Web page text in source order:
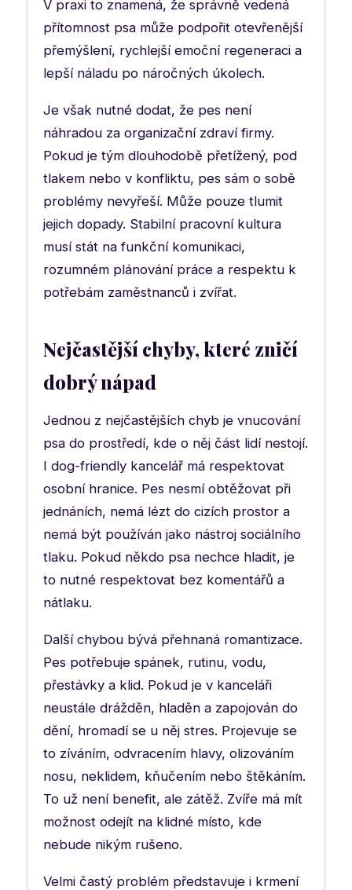
V praxi to znamená, že správně vedená
přítomnost psa může podpořit otevřenější
přemýšlení, rychlejší emoční regeneraci a
lepší náladu po náročných úkolech.
Je však nutné dodat, že pes není
náhradou za organizační zdraví firmy.
Pokud je tým dlouhodobě přetížený, pod
tlakem nebo v konfliktu, pes sám o sobě
problémy nevyřeší. Může pouze tlumit
jejich dopady. Stabilní pracovní kultura
musí stát na funkční komunikaci,
rozumném plánování práce a respektu k
potřebám zaměstnanců i zvířat.
Nejčastější chyby, které zničí
dobrý nápad
Jednou z nejčastějších chyb je vnucování
psa do prostředí, kde o něj část lidí nestojí.
I dog-friendly kancelář má respektovat
osobní hranice. Pes nesmí obtěžovat při
jednáních, nemá lézt do cizích prostor a
nemá být používán jako nástroj sociálního
tlaku. Pokud někdo psa nechce hladit, je
to nutné respektovat bez komentářů a
nátlaku.
Další chybou bývá přehnaná romantizace.
Pes potřebuje spánek, rutinu, vodu,
přestávky a klid. Pokud je v kanceláři
neustále drážděn, hladěn a zapojován do
dění, hromadí se u něj stres. Projevuje se
to zíváním, odvracením hlavy, olizováním
nosu, neklidem, kňučením nebo štěkáním.
To už není benefit, ale zátěž. Zvíře má mít
možnost odejít na klidné místo, kde
nebude nikým rušeno.
Velmi častý problém představuje i krmení